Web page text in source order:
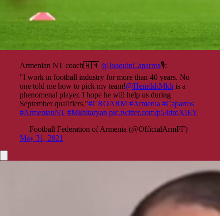
Armenian NT coach🇦🇲 @JoaquinCaparros🎙:
"I work in football industry for more than 40 years. No
one told me how to pick my team!@HenrikhMkh is a
phenomenal player. I hope he will help us during
September qualifiers."#CROARM #Armenia #Caparros
#ArmenianNT #Mkhitaryan pic.twitter.com/p54droXIEY
— Football Federation of Armenia (@OfficialArmFF)
May 31, 2021